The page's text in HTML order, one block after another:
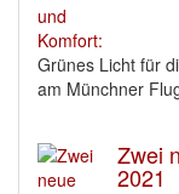
Grünes Licht für
am Münchner
Zwei
2021